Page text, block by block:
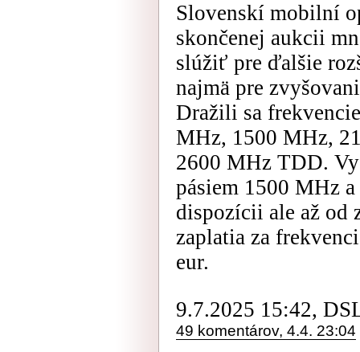
Slovenskí mobilní
skončenej aukcii
slúžiť pre ďalšie
najmä pre
Dražili sa
MHz, 1500 MHz,
2600 MHz TDD.
pásiem 1500 MHz
dispozícii ale až od
zaplatia za
eur.
9.7.2025 15:42,
49 komentárov, 4.4. 23:04